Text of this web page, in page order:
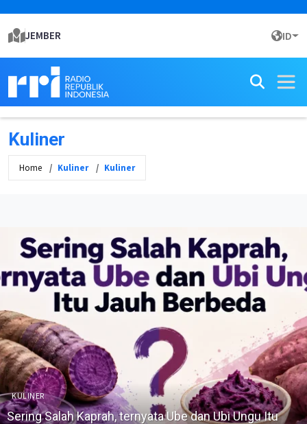
JEMBER ID
Kuliner
Home Kuliner Kuliner
KULINER
Sering Salah Kaprah, ternyata Ube dan Ubi Ungu Itu